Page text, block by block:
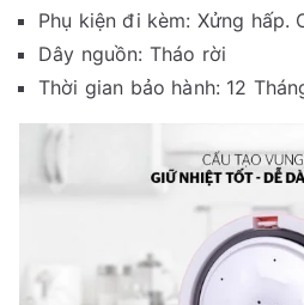
Phụ kiện đi kèm: Xửng hấp.
Dây nguồn: Tháo rời
Thời gian bảo hành: 12